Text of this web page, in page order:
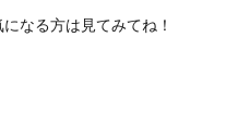
なる方は見てみてね！